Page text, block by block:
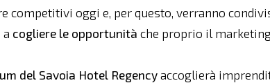
competitivi oggi e, per questo, verranno
a cogliere le opportunità che proprio il
del Savoia Hotel Regencyaccoglierà